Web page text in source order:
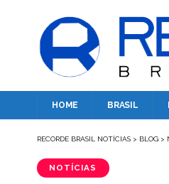
HOME BRASIL
RECORDE BRASIL NOTÍCIAS > BLOG >
NOTÍCIAS